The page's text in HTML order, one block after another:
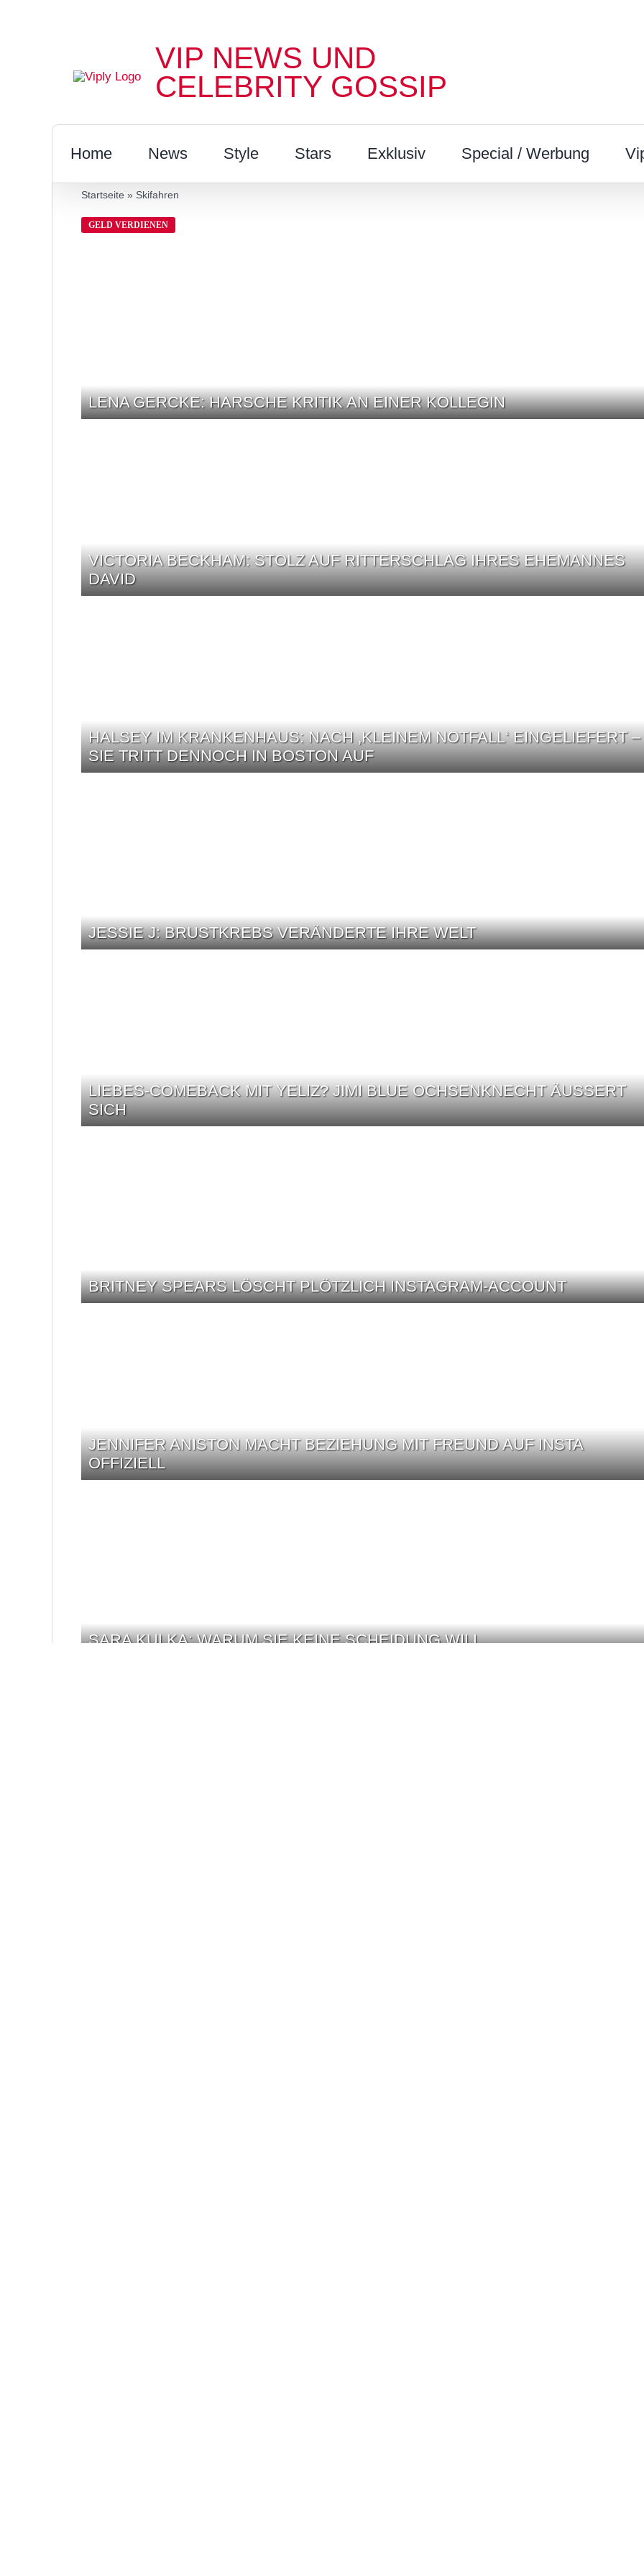
VIP NEWS UND
CELEBRITY GOSSIP
Home News Style Stars Exklusiv Special / Werbung
Startseite » Skifahren
GELD VERDIENEN
LENA GERCKE: HARSCHE KRITIK AN EINER KOLLEGIN
VICTORIA BECKHAM: STOLZ AUF RITTERSCHLAG IHRES EHEMANNES
DAVID
HALSEY IM KRANKENHAUS: NACH ‚KLEINEM NOTFALL‘ EINGELIEFERT –
SIE TRITT DENNOCH IN BOSTON AUF
JESSIE J: BRUSTKREBS VERÄNDERTE IHRE WELT
LIEBES-COMEBACK MIT YELIZ? JIMI BLUE OCHSENKNECHT ÄUSSERT S
ICH
BRITNEY SPEARS LÖSCHT PLÖTZLICH INSTAGRAM-ACCOUNT
JENNIFER ANISTON MACHT BEZIEHUNG MIT FREUND AUF INSTA
OFFIZIELL
SARA KULKA: WARUM SIE KEINE SCHEIDUNG WILL